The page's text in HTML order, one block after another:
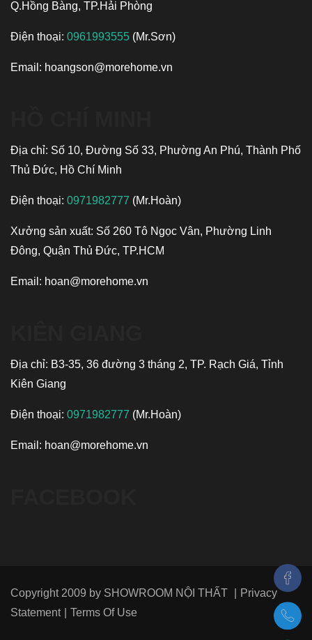
Q.Hồng Bàng, TP.Hải Phòng
Điện thoại: 0961993555 (Mr.Sơn)
Email: hoangson@morehome.vn
Địa chỉ: Số 10, Đường Số 33, Phường An Phú, Thành Phố
Thủ Đức, Hồ Chí Minh
Điện thoại: 0971982777 (Mr.Hoàn)
Xưởng sản xuất: Số 260 Tô Ngọc Vân, Phường Linh
Đông, Quận Thủ Đức, TP.HCM
Email: hoan@morehome.vn
Địa chỉ: B3-35, 36 đường 3 tháng 2, TP. Rạch Giá, Tỉnh
Kiên Giang
Điện thoại: 0971982777 (Mr.Hoàn)
Email: hoan@morehome.vn
Copyright 2009 by SHOWROOM NỘI THẤT
Privacy
Statement
Terms Of Use